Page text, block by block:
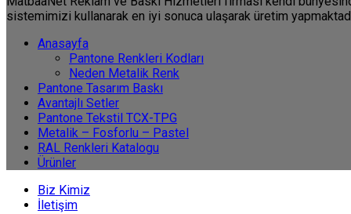
sistemimizi kullanarak en iyi sonuca ulaşarak üretim
Anasayfa
Pantone Renkleri Kodları
Neden Metalik Renk
Pantone Tasarım Baskı
Avantajlı Setler
Pantone Tekstil TCX-TPG
Metalik – Fosforlu – Pastel
RAL Renkleri Katalogu
Ürünler
Biz Kimiz
İletişim